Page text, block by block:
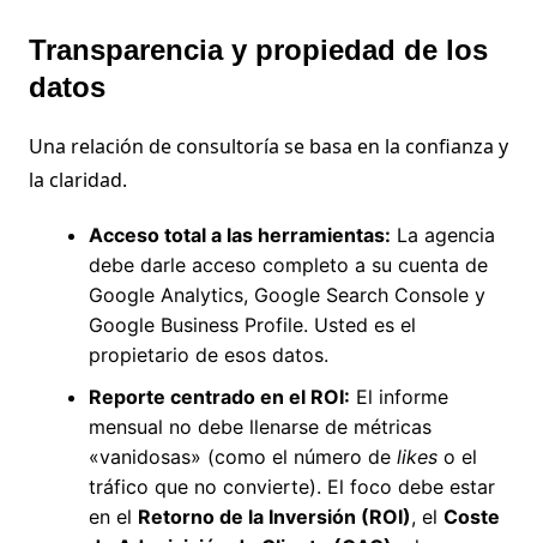
Transparencia y propiedad de los
datos
Una relación de consultoría se basa en la confianza y
la claridad.
Acceso total a las herramientas: La agencia
debe darle acceso completo a su cuenta de
Google Analytics, Google Search Console y
Google Business Profile. Usted es el
propietario de esos datos.
Reporte centrado en el ROI: El informe
mensual no debe llenarse de métricas
«vanidosas» (como el número de likeso el
tráfico que no convierte). El foco debe estar
en el Retorno de la Inversión (ROI), el Coste